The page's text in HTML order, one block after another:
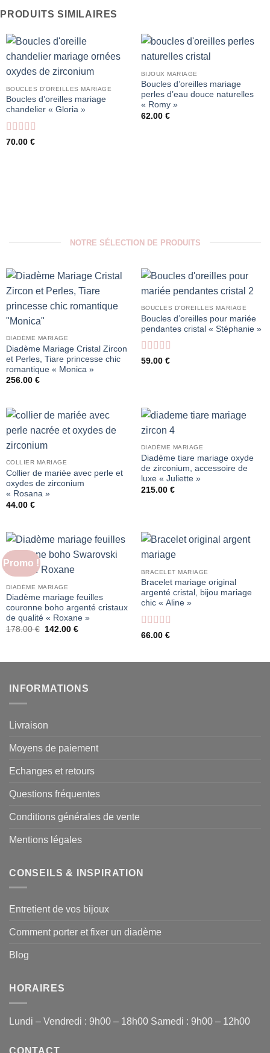
PRODUITS SIMILAIRES
BOUCLES D'OREILLES MARIAGE
Boucles d’oreilles mariage
chandelier « Gloria »
Note5sur 5
70.00 €
BIJOUX MARIAGE
Boucles d’oreilles mariage
perles d’eau douce naturelles
« Romy »
62.00 €
NOTRE SÉLECTION DE PRODUITS
DIADÈME MARIAGE
Diadème Mariage Cristal Zircon
et Perles, Tiare princesse chic
romantique « Monica »
256.00 €
BOUCLES D'OREILLES MARIAGE
Boucles d’oreilles pour mariée
pendantes cristal « Stéphanie »
Note5sur 5
59.00 €
COLLIER MARIAGE
Collier de mariée avec perle et
oxydes de zirconium
« Rosana »
44.00 €
DIADÈME MARIAGE
Diadème tiare mariage oxyde
de zirconium, accessoire de
luxe « Juliette »
215.00 €
Promo !
DIADÈME MARIAGE
Diadème mariage feuilles
couronne boho argenté cristaux
de qualité « Roxane »
178.00€
Le
142.00 €Le
BRACELET MARIAGE
Bracelet mariage original
argenté cristal, bijou mariage
chic « Aline »
Note4
66.00 €
INFORMATIONS
Livraison
Moyens de paiement
Echanges et retours
Questions fréquentes
Conditions générales de vente
Mentions légales
CONSEILS & INSPIRATION
Entretient de vos bijoux
Comment porter et fixer un diadème
Blog
HORAIRES
Lundi – Vendredi : 9h00 – 18h00 Samedi : 9h00 – 12h00
CONTACT